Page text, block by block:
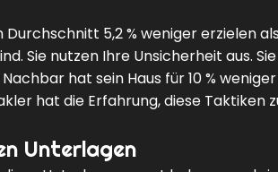
5,2 % weniger erzielen
Sie nutzen Ihre Unsicherheit aus.
hat sein Haus für 10 %
hat die Erfahrung, diese Taktiken
Unterlagen